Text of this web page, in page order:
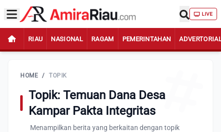
LIVE
RIAU NASIONAL RAGAM PEMERINTAHAN
HOME / TOPIK
Topik: Temuan Dana Desa
Kampar Pakta Integritas
Menampilkan berita yang berkaitan dengan topik